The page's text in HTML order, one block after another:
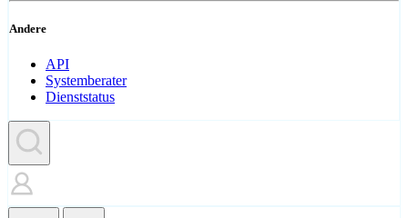
Andere
API
Systemberater
Dienststatus